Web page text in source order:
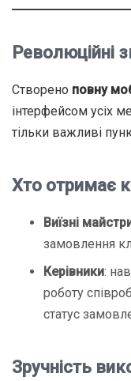
Революційні
Створено повну
інтерфейсом усіх
тільки важливі
Хто отримає
Виїзні
замовлення
Керівники:
роботу
статус
Зручність